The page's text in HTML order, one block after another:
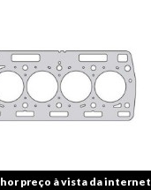
preço à vista da internet